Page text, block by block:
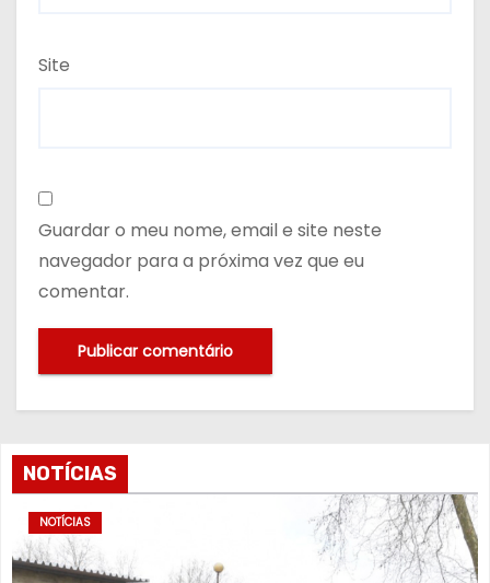
Site
Guardar o meu nome, email e site neste
navegador para a próxima vez que eu
comentar.
NOTÍCIAS
NOTÍCIAS